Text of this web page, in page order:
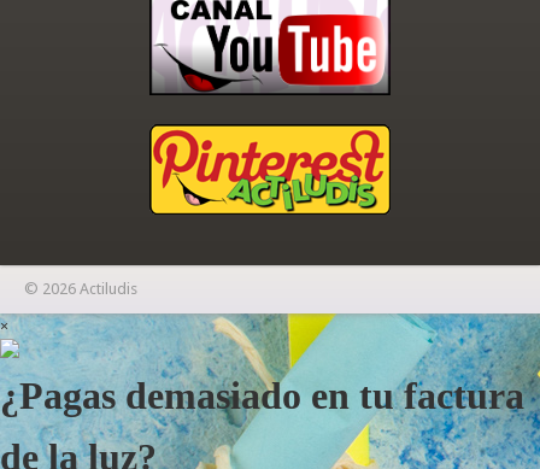
© 2026 Actiludis
×
¿Pagas demasiado en tu factura
de la luz?